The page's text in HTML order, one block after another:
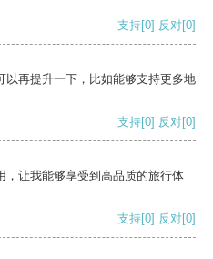
支持[0] 反对[0]
以再提升一下，比如能够支持更多地
支持[0] 反对[0]
，让我能够享受到高品质的旅行体
支持[0] 反对[0]